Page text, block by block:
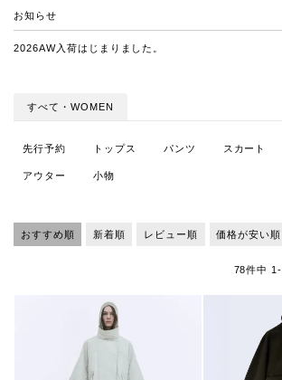
お知らせ
2026AW入荷はじまりました。
すべて・WOMEN
先行予約 トップス パンツ スカート
アウター 小物
おすすめ順 新着順 レビュー順 価格が安い順
78件中 1-